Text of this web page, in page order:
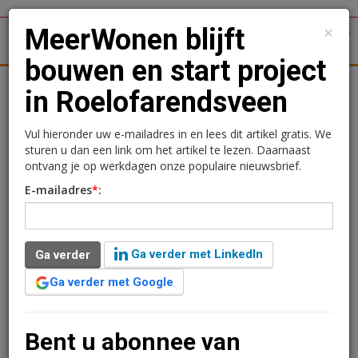
Woningmarkt Kantoren Retail
MeerWonen blijft bouwen
en start project in
Roelofarendsveen
Kimberly Camu
24 juli 2020 om 11:36
6 jaar geleden aangepast
2 minuten leestijd
MeerWonen en Heembouw hebben de koop- en
bovenwoningen in project Westend in
×
MeerWonen blijft
bouwen en start project
in Roelofarendsveen
Vul hieronder uw e-mailadres in en lees dit artikel gratis. We
sturen u dan een link om het artikel te lezen. Daarnaast
ontvang je op werkdagen onze populaire nieuwsbrief.
E-mailadres*:
Ga verder
Ga verder met LinkedIn
Ga verder met Google
Bent u abonnee van